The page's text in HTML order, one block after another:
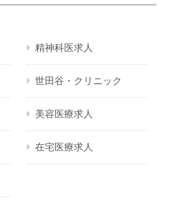
精神科医求人
世田谷・クリニック
美容医療求人
在宅医療求人